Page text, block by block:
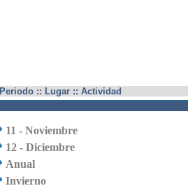
Periodo :: Lugar :: Actividad
11 - Noviembre
12 - Diciembre
Anual
Invierno